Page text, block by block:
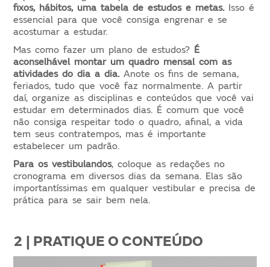
fixos, hábitos, uma tabela de estudos e metas.Isso é
essencial para que você consiga engrenar e se
acostumar a estudar.
Mas como fazer um plano de estudos? É
aconselhável montar um quadro mensal com as
atividades do dia a dia.Anote os fins de semana,
feriados, tudo que você faz normalmente. A partir
daí, organize as disciplinas e conteúdos que você vai
estudar em determinados dias. É comum que você
não consiga respeitar todo o quadro, afinal, a vida
tem seus contratempos, mas é importante
estabelecer um padrão.
Para os vestibulandos, coloque as redações no
cronograma em diversos dias da semana. Elas são
importantíssimas em qualquer vestibular e precisa de
prática para se sair bem nela.
2 | PRATIQUE O CONTEÚDO